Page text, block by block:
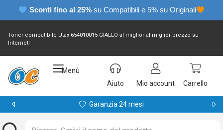
Sconti fino al 25% su Compatibili e 5% su Originali
Toner compatibile Utax 654010015 GIALLO al miglior al miglior prezzo su
Internet!
Menù
Aiuto
Mio account Carrello
Garanzia 24 mesi